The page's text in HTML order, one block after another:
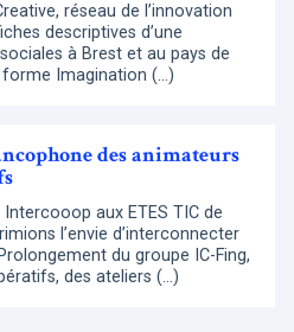
réseau de l’innovation
descriptives d’une
à Brest et au pays de
forme Imagination (…)
des animateurs
aux ETES TIC de
l’envie d’interconnecter
du groupe IC-Fing,
des ateliers (…)